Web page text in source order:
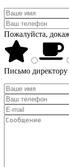
Пожалуйста,
Письмо директору